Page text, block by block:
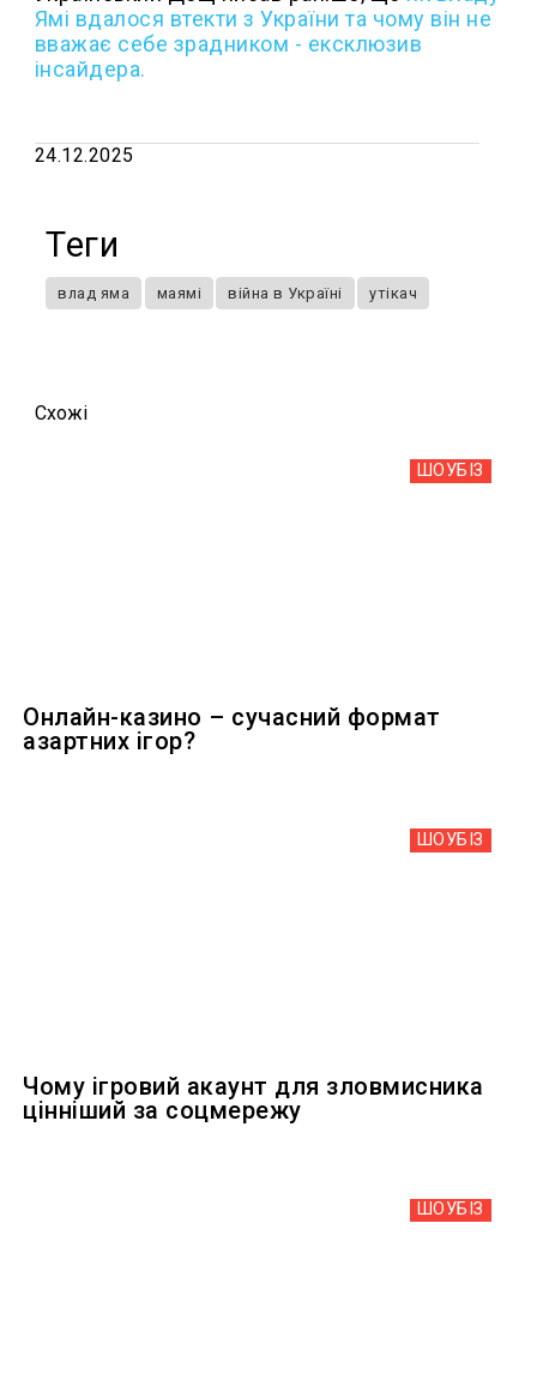
Ямі вдалося втекти з України та чому він не
вважає себе зрадником - ексклюзив
інсайдера.
24.12.2025
Теги
влад яма маямі війна в Україні утікач
Схожi
ШОУБIЗ
Онлайн-казино – сучасний формат
азартних ігор?
ШОУБIЗ
Чому ігровий акаунт для зловмисника
цінніший за соцмережу
ШОУБIЗ